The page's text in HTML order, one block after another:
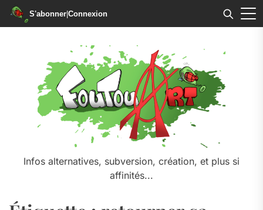
S'abonner|Connexion
Infos alternatives, subversion, création, et plus si
affinités...